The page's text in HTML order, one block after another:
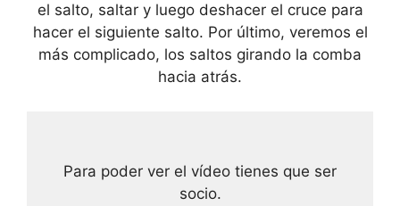
el salto, saltar y luego deshacer el cruce para
hacer el siguiente salto. Por último, veremos el
más complicado, los saltos girando la comba
hacia atrás.
Para poder ver el vídeo tienes que ser
socio.